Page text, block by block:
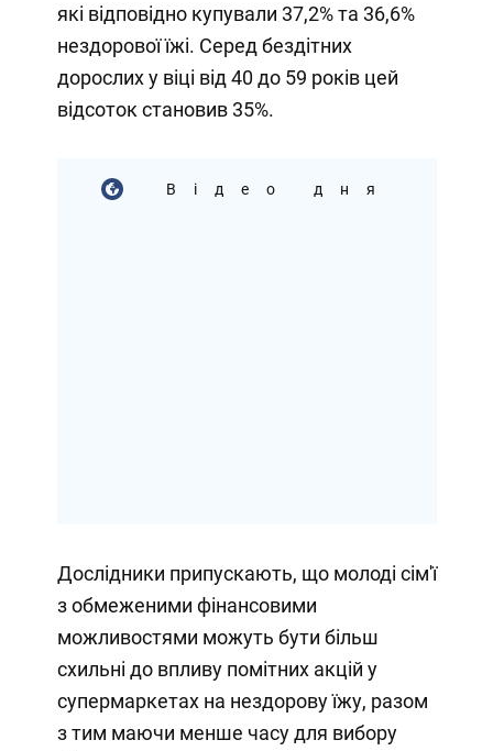
які відповідно купували 37,2% та 36,6%
нездорової їжі. Серед бездітних
дорослих у віці від 40 до 59 років цей
відсоток становив 35%.
Відео дня
Дослідники припускають, що молоді сім'ї
з обмеженими фінансовими
можливостями можуть бути більш
схильні до впливу помітних акцій у
супермаркетах на нездорову їжу, разом
з тим маючи менше часу для вибору